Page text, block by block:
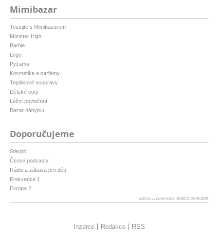
Mimibazar
Testujte s Mimibazarem
Monster High
Barbie
Lego
Pyžama
Kosmetika a parfémy
Teplákové soupravy
Dětské boty
Ložní povlečení
Bazar nábytku
Doporučujeme
Starjob
České podcasty
Rádio a zábava pro děti
Frekvence 1
Evropa 2
patička vygenerovaná: 16:50:12 06.08.2026
Inzerce Redakce RSS